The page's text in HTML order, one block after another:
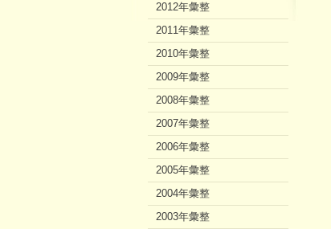
2012年彙整
2011年彙整
2010年彙整
2009年彙整
2008年彙整
2007年彙整
2006年彙整
2005年彙整
2004年彙整
2003年彙整